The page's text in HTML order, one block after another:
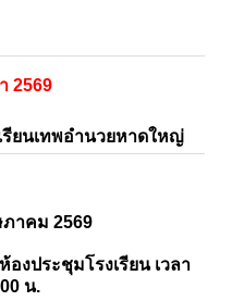
2569
รียนเทพอำนวยหาดใหญ่
าคม 2569
งประชุมโรงเรียน เวลา
น.